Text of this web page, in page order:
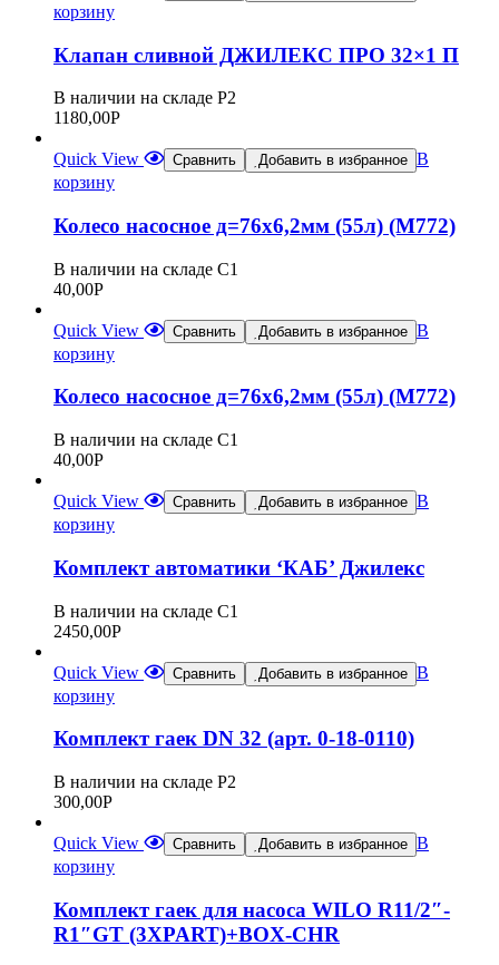
корзину
Клапан сливной ДЖИЛЕКС ПРО 32×1 П
В наличии на складе Р2
1180,00Р
Quick View Сравнить Добавить в избранное В
корзину
Колесо насосное д=76х6,2мм (55л) (М772)
В наличии на складе С1
40,00Р
Quick View Сравнить Добавить в избранное В
корзину
Колесо насосное д=76х6,2мм (55л) (М772)
В наличии на складе С1
40,00Р
Quick View Сравнить Добавить в избранное В
корзину
Комплект автоматики ‘КАБ’ Джилекс
В наличии на складе С1
2450,00Р
Quick View Сравнить Добавить в избранное В
корзину
Комплект гаек DN 32 (арт. 0-18-0110)
В наличии на складе Р2
300,00Р
Quick View Сравнить Добавить в избранное В
корзину
Комплект гаек для насоса WILO R11/2″-
R1″GT (3XPART)+BOX-CHR